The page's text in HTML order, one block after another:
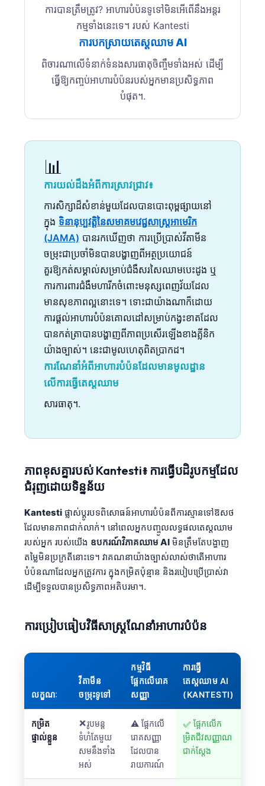
ការបានត្រឹមត្រូវ? អាហារបំប៉នទូទៅមិនអើពើនឹងអន្តរ
កម្មទាំងនេះទេ។ របស់ Kantesti
ការបកស្រាយតេស្តឈាម AI
ពិចារណាលើទំនាក់ទំនងសារធាតុចិញ្ចឹមទាំងអស់ ដើម្បី
ធ្វើឱ្យកញ្ចប់អាហារបំប៉នរបស់អ្នកមានប្រសិទ្ធភាព
បំផុត។.
📊
ការយល់ដឹងអំពីការស្រាវជ្រាវ៖
ការសិក្សាដ៏សំខាន់មួយដែលបានបោះពុម្ពផ្សាយនៅ
ក្នុង ទិនានុប្បវត្តិនៃសមាគមវេជ្ជសាស្ត្រអាមេរិក
(JAMA) បានរកឃើញថា ការប្រើប្រាស់វីតាមីន
ចម្រុះជាប្រចាំមិនបានបង្ហាញពីអត្ថប្រយោជន៍
គួរឱ្យកត់សម្គាល់សម្រាប់ជំងឺសរសៃឈាមបេះដូង ឬ
ការការពារជំងឺមហារីកចំពោះមនុស្សពេញវ័យដែល
មានសុខភាពល្អនោះទេ។ ទោះជាយ៉ាងណាក៏ដោយ
ការផ្តល់អាហារបំប៉នគោលដៅសម្រាប់កង្វះខាតដែល
បានកត់ត្រាបានបង្ហាញពីភាពប្រសើរឡើងខាងគ្លីនិក
យ៉ាងច្បាស់។ នេះជាមូលហេតុពិតប្រាកដ។
ការណែនាំអំពីអាហារបំប៉នដែលមានមូលដ្ឋាន
លើការធ្វើតេស្តឈាម
សារធាតុ។.
ភាពខុសគ្នារបស់ Kantesti៖ ការធ្វើបដិរូបកម្មដែល
ជំរុញដោយទិន្នន័យ
Kantesti ផ្លាស់ប្តូរបទពិសោធន៍អាហារបំប៉នពីការស្មានទៅឱសថ
ដែលមានភាពជាក់លាក់។ នៅពេលអ្នកបញ្ចូលលទ្ធផលតេស្តឈាម
របស់អ្នក របស់យើង ឧបករណ៍វិភាគឈាម AI មិនត្រឹមតែបង្ហាញ
តម្លៃមិនប្រក្រតីនោះទេ។ វាគណនាយ៉ាងច្បាស់លាស់ថាតើអាហារ
បំប៉នណាដែលអ្នកត្រូវការ ក្នុងកម្រិតប៉ុន្មាន និងរបៀបប្រើប្រាស់វា
ដើម្បីទទួលបានប្រសិទ្ធភាពអតិបរមា។.
ការប្រៀបធៀបវិធីសាស្រ្តណែនាំអាហារបំប៉ន
លក្ខណៈ
វីតាមីន
ចម្រុះទូទៅ
កម្មវិធី
ផ្អែកលើរោគ
សញ្ញា
ការធ្វើ
តេស្តឈាម AI
(KANTESTI)
កម្រិត​
ផ្ទាល់ខ្លួន
❌រូបមន្ត
ទំហំតែមួយ
សមនឹងទាំង
អស់
⚠️ ផ្អែកលើ
រោគសញ្ញា
ដែលបាន
រាយការណ៍
✅ ផ្អែកលើក
ម្រិតជីវសញ្ញាណ
ជាក់ស្តែង